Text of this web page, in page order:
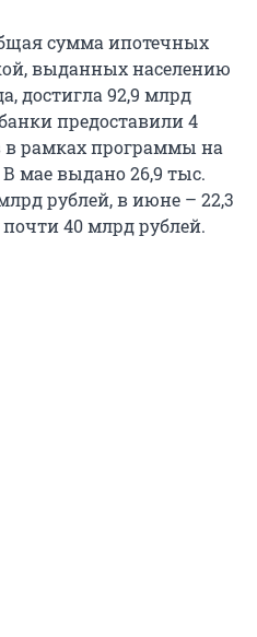
сумма ипотечных
выданных населению
достигла 92,9 млрд
предоставили 4
рамках программы на
мае выдано 26,9 тыс.
рублей, в июне – 22,3
40 млрд рублей.